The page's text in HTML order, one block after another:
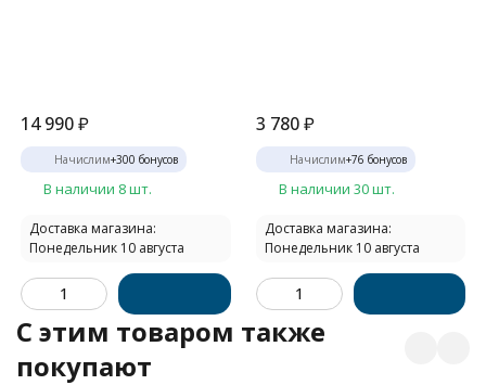
14 990₽
Начислим+300 бонусов
В наличии 8 шт.
Доставка магазина:
Понедельник 10 августа
3 780 ₽
Начислим+76 бонусов
В наличии 30 шт.
Доставка магазина:
Понедельник 10 августа
C этим товаром также
покупают